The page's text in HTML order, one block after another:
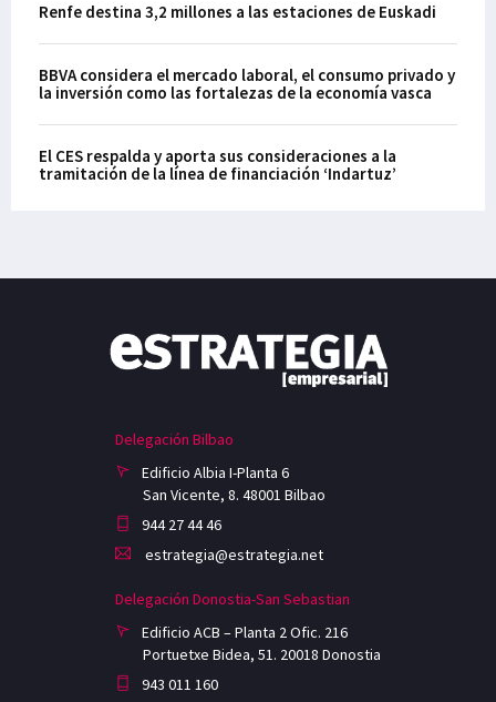
Renfe destina 3,2 millones a las estaciones de Euskadi
BBVA considera el mercado laboral, el consumo privado y
la inversión como las fortalezas de la economía vasca
El CES respalda y aporta sus consideraciones a la
tramitación de la línea de financiación ‘Indartuz’
Delegación Bilbao
Edificio Albia I-Planta 6
San Vicente, 8. 48001 Bilbao
944 27 44 46
estrategia@estrategia.net
Delegación Donostia-San Sebastian
Edificio ACB – Planta 2 Ofic. 216
Portuetxe Bidea, 51. 20018 Donostia
943 011 160